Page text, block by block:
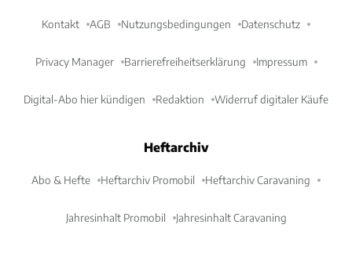
Kontakt AGB Nutzungsbedingungen Datenschutz
Privacy Manager Barrierefreiheitserklärung Impressum
Digital-Abo hier kündigen Redaktion Widerruf digitaler Käufe
Heftarchiv
Abo & Hefte Heftarchiv Promobil Heftarchiv Caravaning
Jahresinhalt Promobil Jahresinhalt Caravaning